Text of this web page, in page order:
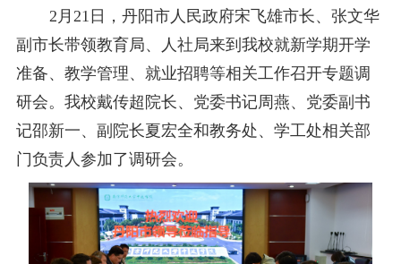
2月21日，丹阳市人民政府宋飞雄市长、 张文华
副市长带领教育局、 人社局来到我校就新学期开学
准备、教学管理、就业招聘等相关工作召开专题调
研会。我校戴传超院长、党委书记周燕、党委副书
记邵新一、副院长夏宏全和教务处、学工处相关部
门负责人参加了调研会。